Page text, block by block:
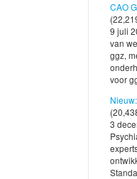
CAO
9 juli
van
ggz,
voor
3